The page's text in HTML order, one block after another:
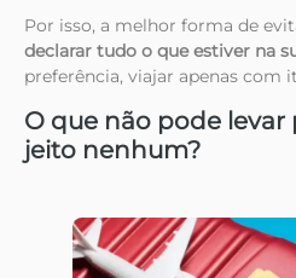
Por isso, a melhor forma de
declarar tudo o que estiver na
preferência, viajar apenas com
O que não pode levar
jeito nenhum?